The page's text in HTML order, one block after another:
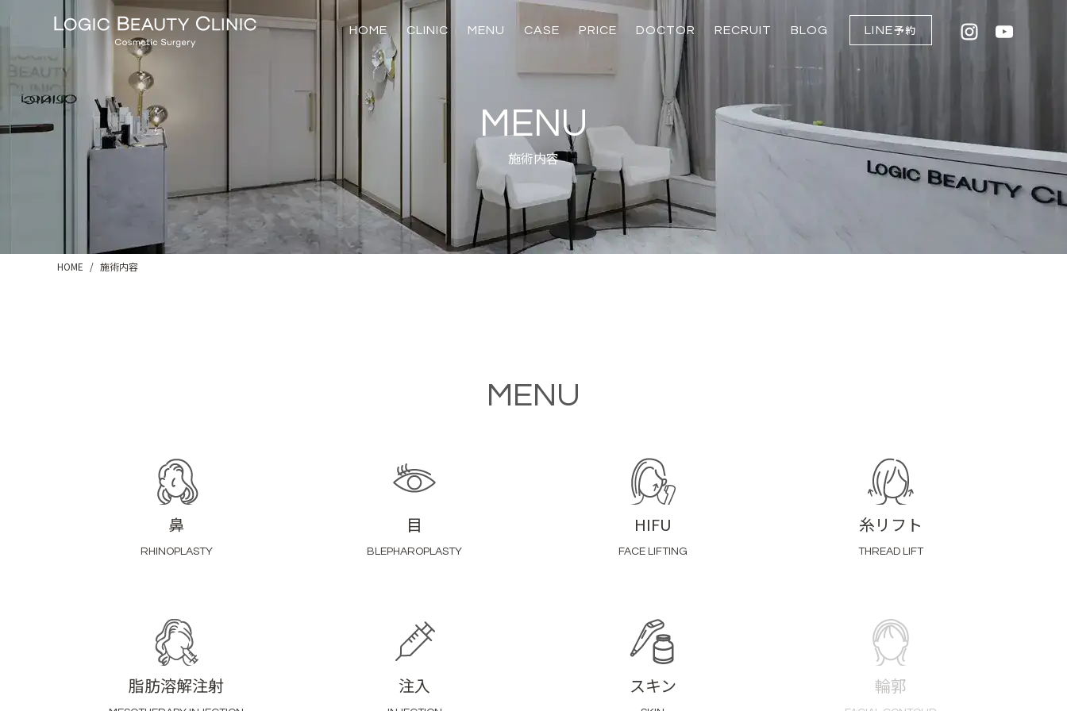
HOME CLINIC MENU
たるみ治療
脂肪吸引、脂肪注入
輪郭骨切り
美肌治療
たるみ治療
注入治療
スキンプログラム
美容内服、注射・点滴
化粧品
CASE PRICE DOCTOR RECRUIT BLOG LINE予約
MENU
施術内容
HOME 施術内容
MENU
鼻
RHINOPLASTY
目
BLEPHAROPLASTY
HIFU
FACE LIFTING
糸リフト
THREAD LIFT
脂肪溶解注射 注入 スキン 輪郭